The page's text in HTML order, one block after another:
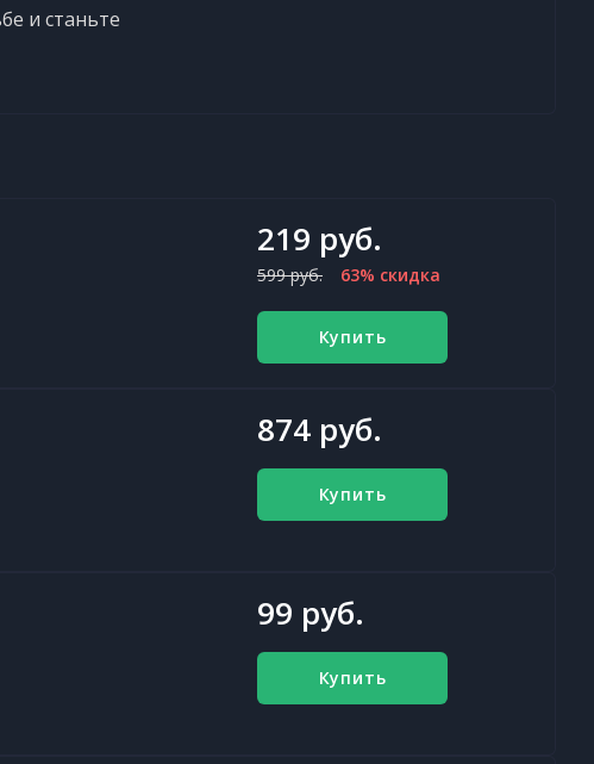
и станьте
219 руб.
599 руб. 63% скидка
Купить
874 руб.
Купить
99 руб.
Купить